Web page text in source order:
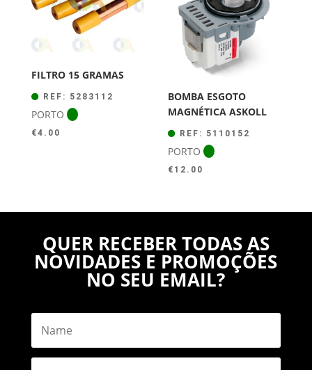
FILTRO 15 GRAMAS
REF: 5283112
PORTO
€4.00
BOMBA ESGOTO
MAGNÉTICA ASKOLL
REF: 5110152
PORTO
€ 12.00
QUER RECEBER TODAS AS
NOVIDADES E PROMOÇÕES
NO SEU EMAIL?